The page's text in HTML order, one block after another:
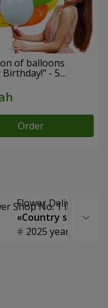
of balloons
- 5
Order
Flower Delivery of
«Country
2025 year